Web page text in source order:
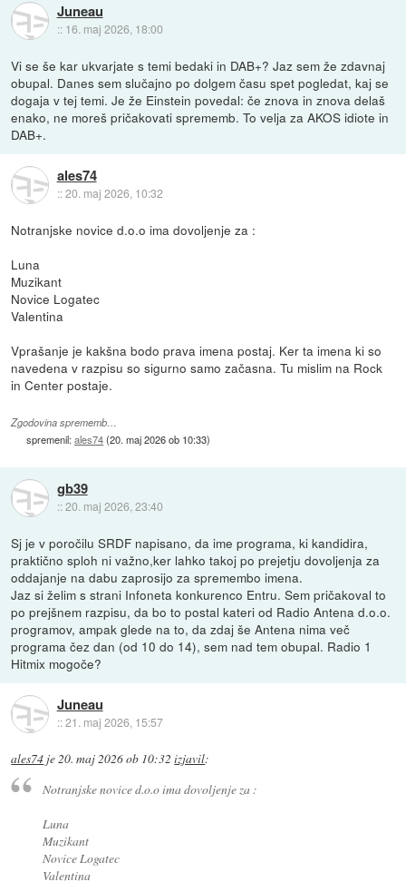
Juneau
:: 16. maj 2026, 18:00
Vi se še kar ukvarjate s temi bedaki in DAB+? Jaz sem že zdavnaj
obupal. Danes sem slučajno po dolgem času spet pogledat, kaj se
dogaja v tej temi. Je že Einstein povedal: če znova in znova delaš
enako, ne moreš pričakovati sprememb. To velja za AKOS idiote in
DAB+.
ales74
::20. maj 2026, 10:32
Notranjske novice d.o.o ima dovoljenje za :
Luna
Muzikant
Novice Logatec
Valentina
Vprašanje je kakšna bodo prava imena postaj. Ker ta imena ki so
navedena v razpisu so sigurno samo začasna. Tu mislim na Rock
in Center postaje.
Zgodovina sprememb…
spremenil:ales74(20. maj 2026 ob 10:33)
gb39
::20. maj 2026, 23:40
Sj je v poročilu SRDF napisano, da ime programa, ki kandidira,
praktično sploh ni važno,ker lahko takoj po prejetju dovoljenja za
oddajanje na dabu zaprosijo za spremembo imena.
Jaz si želim s strani Infoneta konkurenco Entru. Sem pričakoval to
po prejšnem razpisu, da bo to postal kateri od Radio Antena d.o.o.
programov, ampak glede na to, da zdaj še Antena nima več
programa čez dan (od 10 do 14), sem nad tem obupal. Radio 1
Hitmix mogoče?
Juneau
::21. maj 2026, 15:57
ales74 je20. maj 2026 ob 10:32 izjavil:
Notranjske novice d.o.o ima dovoljenje za :
Luna
Muzikant
Novice Logatec
Valentina